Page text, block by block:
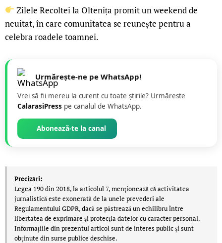
Zilele Recoltei la Oltenița promit un weekend de
neuitat, în care comunitatea se reunește pentru a
celebra roadele toamnei.
Urmărește-ne pe WhatsApp!
Vrei să fii mereu la curent cu toate știrile? Urmăreste
CalarasiPress pe canalul de WhatsApp.
Abonează-te la canal
Precizări:
Legea 190 din 2018, la articolul 7, menţionează că activitatea
jurnalistică este exonerată de la unele prevederi ale
Regulamentului GDPR, dacă se păstrează un echilibru între
libertatea de exprimare şi protecţia datelor cu caracter personal.
Informațiile din prezentul articol sunt de interes public și sunt
obținute din surse publice deschise.